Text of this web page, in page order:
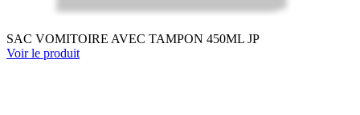
SAC VOMITOIRE AVEC TAMPON 450ML JP
Voir le produit